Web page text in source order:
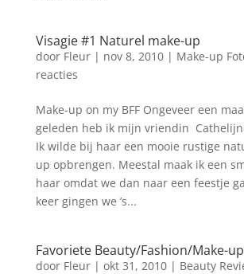
Visagie #1 Naturel make-up
door Fleur| nov 8, 2010| Make-up
reacties
Make-up on my BFF Ongeveer een
geleden heb ik mijn vriendin
Ik wilde bij haar een mooie rustige
up opbrengen. Meestal maak ik een
haar omdat we dan naar een feestje
keer gingen we ’s...
Favoriete Beauty/Fashion/Make-
door Fleur| okt 31, 2010| Beauty